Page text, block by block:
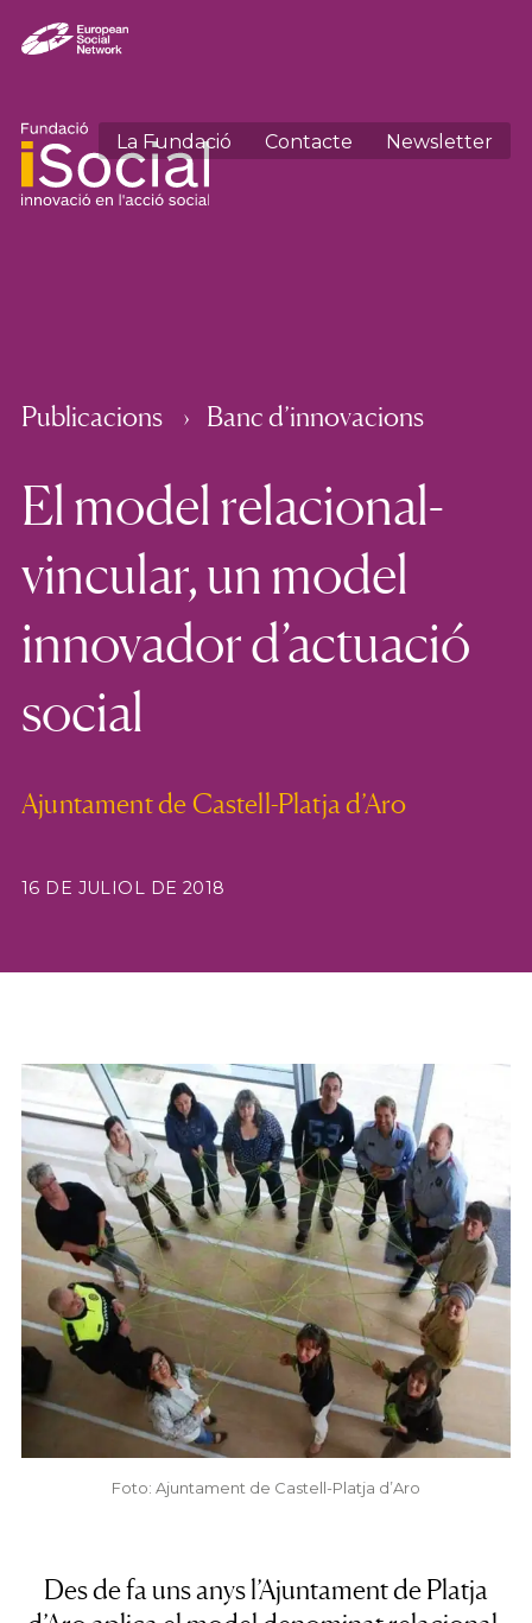
La Fundació Contacte Newsletter
Publicacions Banc d’innovacions
El model relacional-
vincular, un model
innovador d’actuació
social
Ajuntament de Castell-Platja d’Aro
16 DE JULIOL DE 2018
Foto: Ajuntament de Castell-Platja d’Aro
Des de fa uns anys l’Ajuntament de Platja